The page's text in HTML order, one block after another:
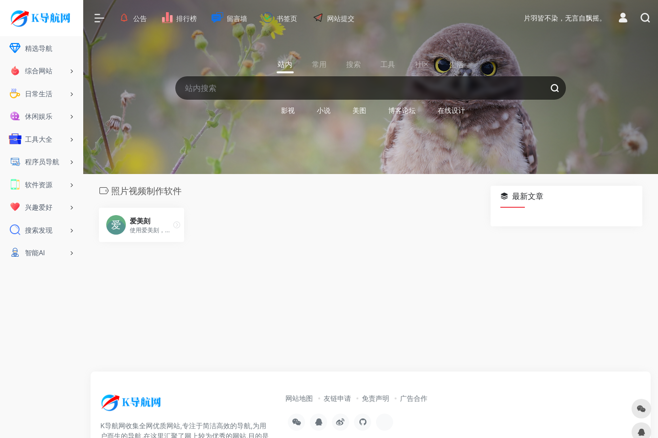
精选导航
综合网站
日常生活
休闲娱乐
工具大全
程序员导航
软件资源
兴趣爱好
搜索发现
智能AI
公告 排行榜 留言墙 书签页 网站提交 片羽皆不染，无言自飘摇。
站内 常用 搜索 工具 社区 生活
影视 小说 美图 博客论坛 在线设计
照片视频制作软件
爱美刻
使用爱美刻，仅需上传照片和视频，即可快速制作精美照片视频，如企业宣传片、婚礼视频、宝宝成长记录、年会视频、生日祝福，以及同学聚会、求婚表白、毕业视频、旅行视频
最新文章
K导航网收集全网优质网站,专注于简洁高效的导航,为用
户而生的导航,在这里汇聚了网上较为优秀的网站,目的是
网站地图 友链申请 免责声明 广告合作